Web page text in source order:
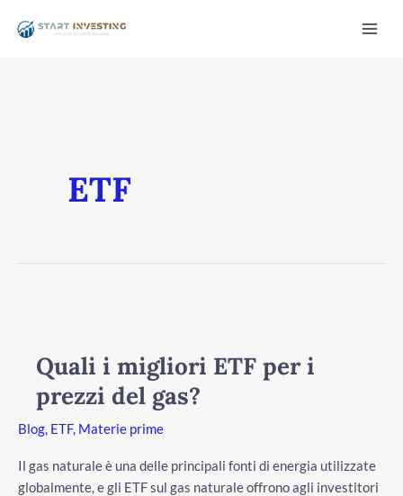
ETF
Quali i migliori ETF per i
prezzi del gas?
Blog ETF, Materie prime
Il gas naturale è una delle principali fonti di energia utilizzate
globalmente, e gli ETF sul gas naturale offrono agli investitori
ETF
per
prezzi
del
gas?